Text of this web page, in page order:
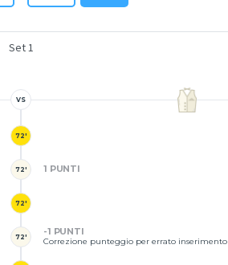
Set 1
VS
72'
72' 1 PUNTI
72'
72' -1 PUNTI
Correzione punteggio per errato inserimento